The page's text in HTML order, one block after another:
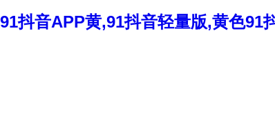
91抖音APP黄,91抖音轻量版,黄色91